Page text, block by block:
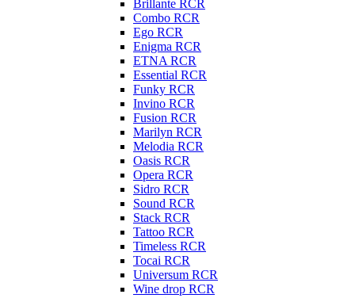
Brillante RCR
Combo RCR
Ego RCR
Enigma RCR
ETNA RCR
Essential RCR
Funky RCR
Invino RCR
Fusion RCR
Marilyn RCR
Melodia RCR
Oasis RCR
Opera RCR
Sidro RCR
Sound RCR
Stack RCR
Tattoo RCR
Timeless RCR
Tocai RCR
Universum RCR
Wine drop RCR